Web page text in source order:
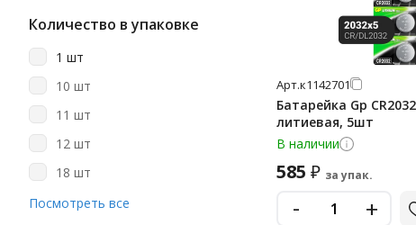
Smart Buy
Количество в упаковке
1 шт
10 шт
11 шт
12 шт
18 шт
2 шт
Посмотреть все
Арт.к1142701
Батарейка Gp
литиевая, 5шт
В наличии
585 ₽ за упак.
- +